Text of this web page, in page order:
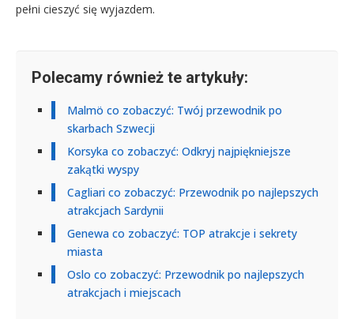
pełni cieszyć się wyjazdem.
Polecamy również te artykuły:
Malmö co zobaczyć: Twój przewodnik po
skarbach Szwecji
Korsyka co zobaczyć: Odkryj najpiękniejsze
zakątki wyspy
Cagliari co zobaczyć: Przewodnik po najlepszych
atrakcjach Sardynii
Genewa co zobaczyć: TOP atrakcje i sekrety
miasta
Oslo co zobaczyć: Przewodnik po najlepszych
atrakcjach i miejscach